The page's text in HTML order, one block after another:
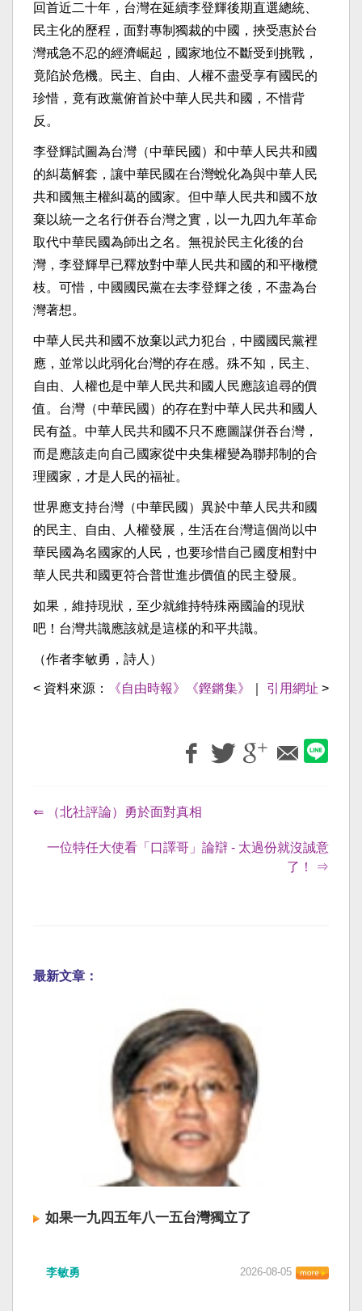
回首近二十年，台灣在延續李登輝後期直選總統、
民主化的歷程，面對專制獨裁的中國，挾受惠於台
灣戒急不忍的經濟崛起，國家地位不斷受到挑戰，
竟陷於危機。民主、自由、人權不盡受享有國民的
珍惜，竟有政黨俯首於中華人民共和國，不惜背
反。
李登輝試圖為台灣（中華民國）和中華人民共和國
的糾葛解套，讓中華民國在台灣蛻化為與中華人民
共和國無主權糾葛的國家。但中華人民共和國不放
棄以統一之名行併吞台灣之實，以一九四九年革命
取代中華民國為師出之名。無視於民主化後的台
灣，李登輝早已釋放對中華人民共和國的和平橄欖
枝。可惜，中國國民黨在去李登輝之後，不盡為台
灣著想。
中華人民共和國不放棄以武力犯台，中國國民黨裡
應，並常以此弱化台灣的存在感。殊不知，民主、
自由、人權也是中華人民共和國人民應該追尋的價
值。台灣（中華民國）的存在對中華人民共和國人
民有益。中華人民共和國不只不應圖謀併吞台灣，
而是應該走向自己國家從中央集權變為聯邦制的合
理國家，才是人民的福祉。
世界應支持台灣（中華民國）異於中華人民共和國
的民主、自由、人權發展，生活在台灣這個尚以中
華民國為名國家的人民，也要珍惜自己國度相對中
華人民共和國更符合普世進步價值的民主發展。
如果，維持現狀，至少就維持特殊兩國論的現狀
吧！台灣共識應該就是這樣的和平共識。
（作者李敏勇，詩人）
< 資料來源： 《自由時報》《鏗鏘集》 引用網址 >
⇐ （北社評論）勇於面對真相
一位特任大使看「口譯哥」論辯 - 太過份就沒誠意
了！ ⇒
最新文章：
如果一九四五年八一五台灣獨立了
李敏勇 2026-08-05